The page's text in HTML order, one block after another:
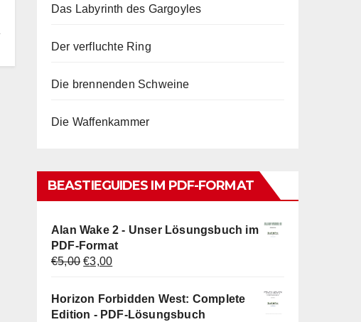
Das Labyrinth des Gargoyles
Der verfluchte Ring
Die brennenden Schweine
Die Waffenkammer
BEASTIEGUIDES IM PDF-FORMAT
Alan Wake 2 - Unser Lösungsbuch im
PDF-Format
€5,00 Ursprünglicher
war:
€5,00
€3,00Aktueller
ist:
€3,00.
Horizon Forbidden West: Complete
Edition - PDF-Lösungsbuch